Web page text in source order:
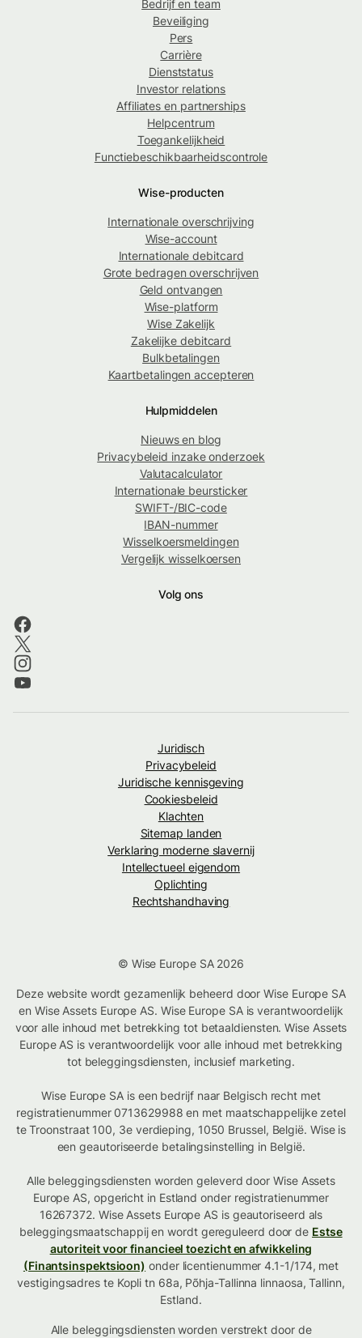
Bedrijf en team
Beveiliging
Pers
Carrière
Dienststatus
Investor relations
Affiliates en partnerships
Helpcentrum
Toegankelijkheid
Functiebeschikbaarheidscontrole
Wise-producten
Internationale overschrijving
Wise-account
Internationale debitcard
Grote bedragen overschrijven
Geld ontvangen
Wise-platform
Wise Zakelijk
Zakelijke debitcard
Bulkbetalingen
Kaartbetalingen accepteren
Hulpmiddelen
Nieuws en blog
Privacybeleid inzake onderzoek
Valutacalculator
Internationale beursticker
SWIFT-/BIC-code
IBAN-nummer
Wisselkoersmeldingen
Vergelijk wisselkoersen
Volg ons
Juridisch
Privacybeleid
Juridische kennisgeving
Cookiesbeleid
Klachten
Sitemap landen
Verklaring moderne slavernij
Intellectueel eigendom
Oplichting
Rechtshandhaving
© Wise Europe SA 2026
Deze website wordt gezamenlijk beheerd door Wise Europe SA
en Wise Assets Europe AS. Wise Europe SA is verantwoordelijk
voor alle inhoud met betrekking tot betaaldiensten. Wise Assets
Europe AS is verantwoordelijk voor alle inhoud met betrekking
tot beleggingsdiensten, inclusief marketing.
Wise Europe SA is een bedrijf naar Belgisch recht met
registratienummer 0713629988 en met maatschappelijke zetel
te Troonstraat 100, 3e verdieping, 1050 Brussel, België. Wise is
een geautoriseerde betalingsinstelling in België.
Alle beleggingsdiensten worden geleverd door Wise Assets
Europe AS, opgericht in Estland onder registratienummer
16267372. Wise Assets Europe AS is geautoriseerd als
beleggingsmaatschappij en wordt gereguleerd door de Estse
autoriteit voor financieel toezicht en afwikkeling
(Finantsinspektsioon) onder licentienummer 4.1-1/174, met
vestigingsadres te Kopli tn 68a, Põhja-Tallinna linnaosa, Tallinn,
Estland.
Alle beleggingsdiensten worden verstrekt door de